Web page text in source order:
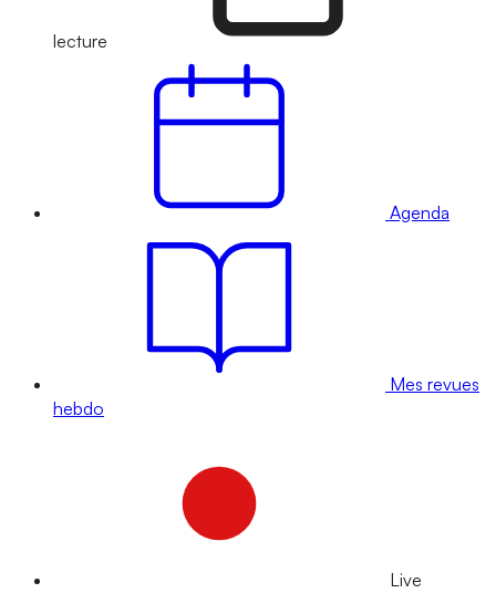
lecture
Agenda
Mes revues
hebdo
Live